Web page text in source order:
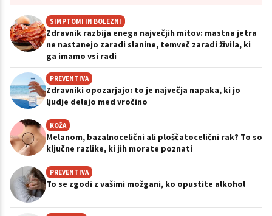
SIMPTOMI IN BOLEZNI
Zdravnik razbija enega največjih mitov: mastna jetra
ne nastanejo zaradi slanine, temveč zaradi živila, ki
ga imamo vsi radi
PREVENTIVA
Zdravniki opozarjajo: to je največja napaka, ki jo
ljudje delajo med vročino
KOŽA
Melanom, bazalnocelični ali ploščatocelični rak? To so
ključne razlike, ki jih morate poznati
PREVENTIVA
To se zgodi z vašimi možgani, ko opustite alkohol